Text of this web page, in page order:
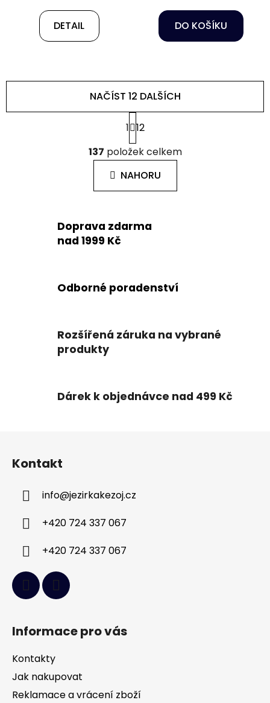
DETAIL DO KOŠÍKU
O
v
l
á
d
c
í
k
p
NAČÍST 12 DALŠÍCH
S
t
r
á
n
k
n
í
1 12
137 položek celkem
NAHORU
Doprava zdarma
nad 1999 Kč
Odborné poradenství
Rozšířená záruka na vybrané
produkty
Dárek k objednávce nad 499 Kč
Kontakt
info@jezirkakezoj.cz
+420 724 337 067
+420 724 337 067
Informace pro vás
Kontakty
Jak nakupovat
Reklamace a vrácení zboží